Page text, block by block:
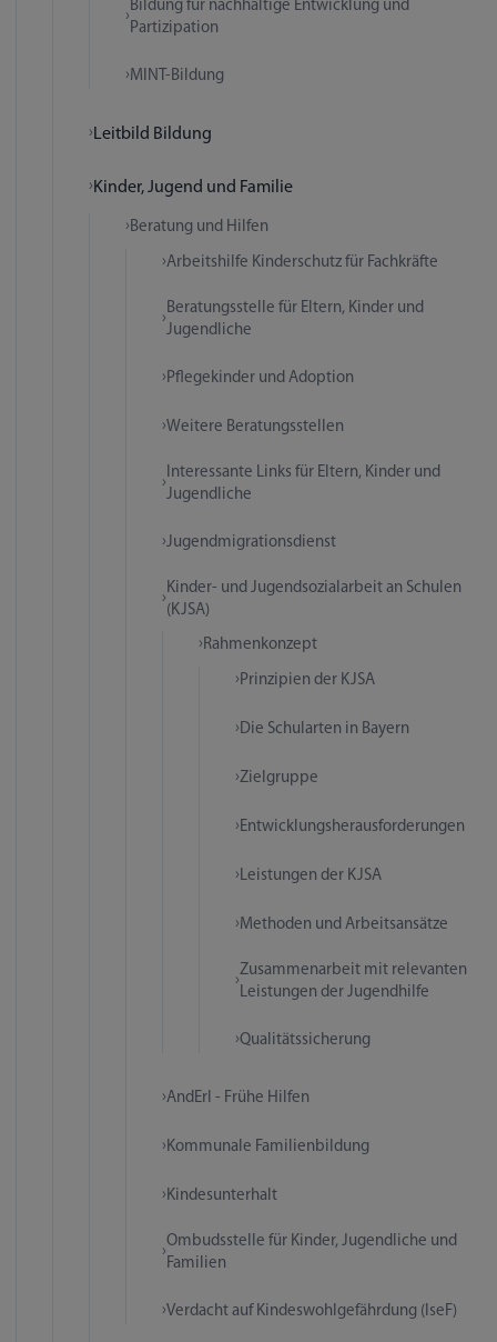
Bildung für nachhaltige Entwicklung und
Partizipation
MINT-Bildung
Leitbild Bildung
Kinder, Jugend und Familie
Beratung und Hilfen
Arbeitshilfe Kinderschutz für Fachkräfte
Beratungsstelle für Eltern, Kinder und
Jugendliche
Pflegekinder und Adoption
Weitere Beratungsstellen
Interessante Links für Eltern, Kinder und
Jugendliche
Jugendmigrationsdienst
Kinder- und Jugendsozialarbeit an Schulen
(KJSA)
Rahmenkonzept
Prinzipien der KJSA
Die Schularten in Bayern
Zielgruppe
Entwicklungsherausforderungen
Leistungen der KJSA
Methoden und Arbeitsansätze
Zusammenarbeit mit relevanten
Leistungen der Jugendhilfe
Qualitätssicherung
AndErl - Frühe Hilfen
Kommunale Familienbildung
Kindesunterhalt
Ombudsstelle für Kinder, Jugendliche und
Familien
Verdacht auf Kindeswohlgefährdung (IseF)